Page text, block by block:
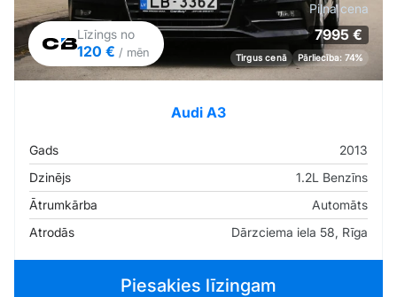
Līzings no
120 € / mēn
Pilna cena
7995 €
Tirgus cenā Pārliecība: 74%
Audi A3
Gads
2013
Dzinējs
1.2L Benzīns
Ātrumkārba
Automāts
Atrodās
Dārzciema iela 58, Rīga
Piesakies līzingam